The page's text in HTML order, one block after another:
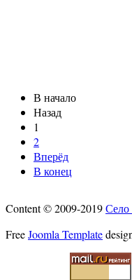
В начало
Назад
1
2
Вперёд
В конец
Content © 2009-2019
FreeJoomla Template